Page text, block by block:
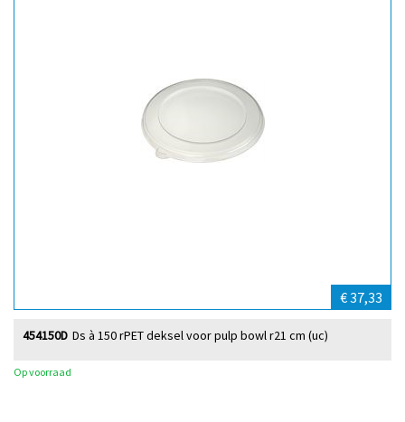
€ 37,33
Ds à 150 rPET deksel voor pulp bowl r21 cm (uc)
454150D
Op voorraad